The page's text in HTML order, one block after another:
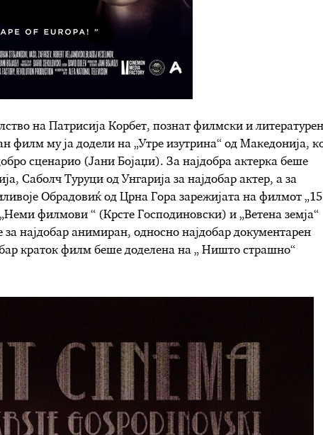
на Патрисија Корбет, познат филмски и литературен
филм му ја додели на „Утре изутрина“ од Македонија,
сценарио (Јани Бојаџи). За најдобра актерка беше
Саболч Туруци од Унгарија за најдобар актер, а за
Обрадовиќ од Црна Гора зарежијата на филмот
филмови “ (Крсте Господиновски) и „Ветена земја“
за најдобар анимиран, односно најдобар документарен
краток филм беше доделена на „ Ништо страшно“